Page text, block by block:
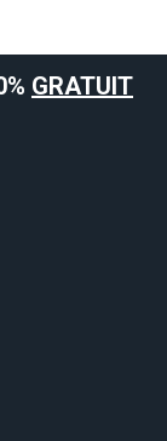
GRATUIT